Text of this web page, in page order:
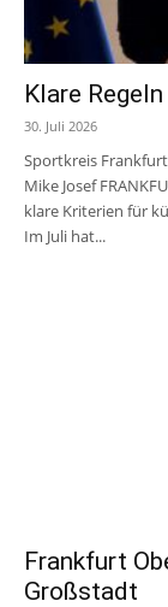
Klare
30. Juli 2026
Sportkreis
Mike Josef
klare Kriterien für
Im Juli hat...
Frankfurt
Großstadt